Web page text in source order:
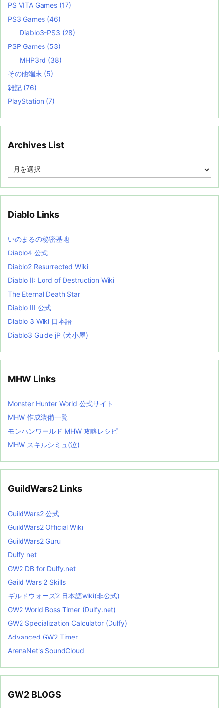
PS VITA Games (17)
PS3 Games (46)
Diablo3-PS3 (28)
PSP Games (53)
MHP3rd (38)
その他端末 (5)
雑記 (76)
PlayStation (7)
Archives List
e
i
s
t
Diablo Links
いのまるの秘密基地
Diablo4 公式
Diablo2 Resurrected Wiki
Diablo II: Lord of Destruction Wiki
The Eternal Death Star
Diablo III 公式
Diablo 3 Wiki 日本語
Diablo3 Guide jP (犬小屋)
MHW Links
Monster Hunter World 公式サイト
MHW 作成装備一覧
モンハンワールド MHW 攻略レシピ
MHW スキルシミュ(泣)
GuildWars2 Links
GuildWars2 公式
GuildWars2 Official Wiki
GuildWars2 Guru
Dulfy net
GW2 DB for Dulfy.net
Gaild Wars 2 Skills
ギルドウォーズ2 日本語wiki(非公式)
GW2 World Boss Timer (Dulfy.net)
GW2 Specialization Calculator (Dulfy)
Advanced GW2 Timer
ArenaNet's SoundCloud
GW2 BLOGS